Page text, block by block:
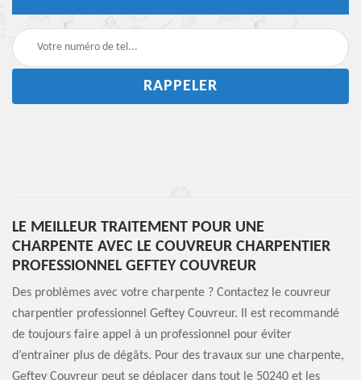
LE MEILLEUR TRAITEMENT POUR UNE
CHARPENTE AVEC LE COUVREUR CHARPENTIER
PROFESSIONNEL GEFTEY COUVREUR
Des problèmes avec votre charpente ? Contactez le couvreur
charpentier professionnel Geftey Couvreur. Il est recommandé
de toujours faire appel à un professionnel pour éviter
d’entrainer plus de dégâts. Pour des travaux sur une charpente,
Geftey Couvreur peut se déplacer dans tout le 50240 et les